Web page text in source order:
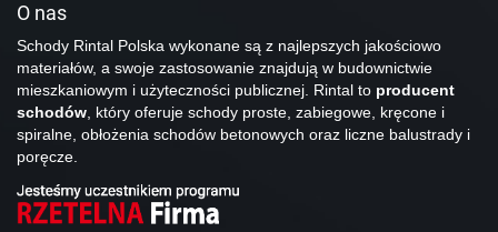
O nas
Schody Rintal Polska wykonane są z najlepszych jakościowo
materiałów, a swoje zastosowanie znajdują w budownictwie
mieszkaniowym i użyteczności publicznej. Rintal to producent
schodów, który oferuje schody proste, zabiegowe, kręcone i
spiralne, obłożenia schodów betonowych oraz liczne balustrady i
poręcze.